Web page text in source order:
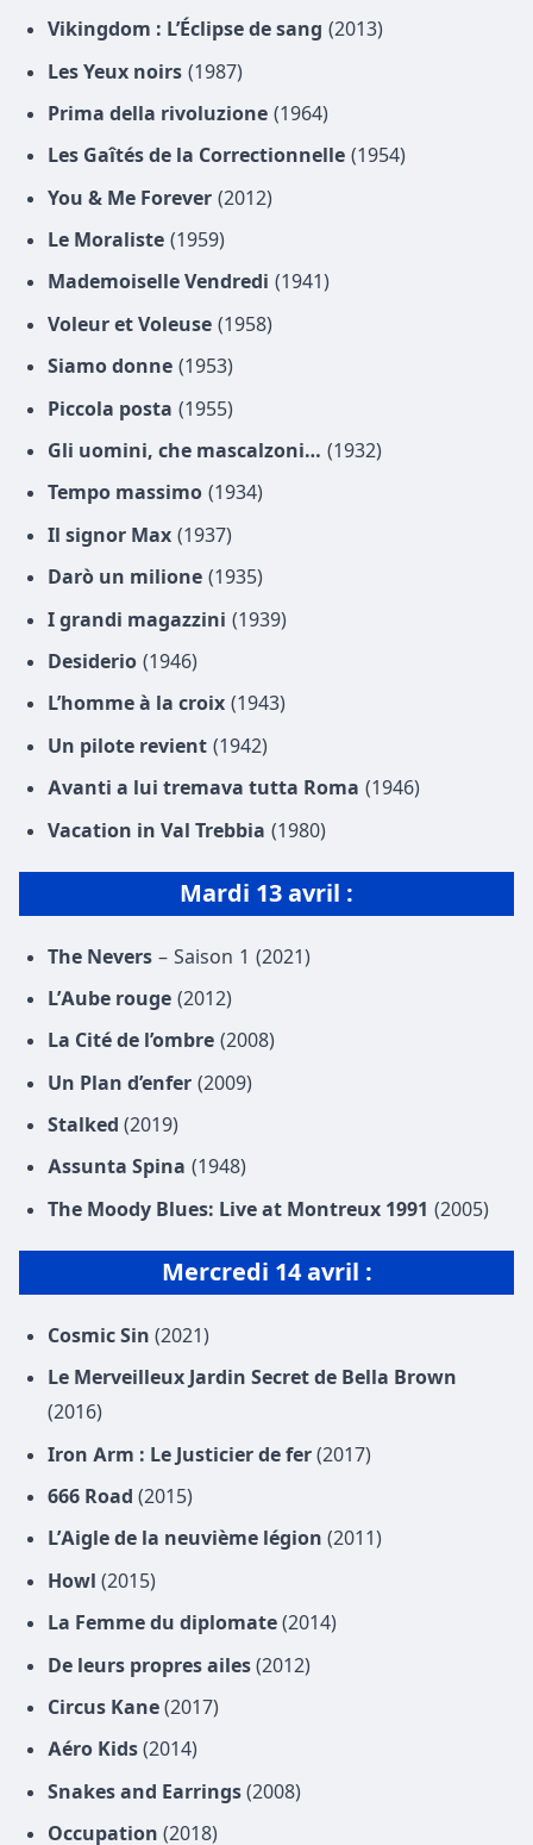
Vikingdom : L’Éclipse de sang (2013)
Les Yeux noirs (1987)
Prima della rivoluzione (1964)
Les Gaîtés de la Correctionnelle (1954)
You & Me Forever (2012)
Le Moraliste (1959)
Mademoiselle Vendredi (1941)
Voleur et Voleuse (1958)
Siamo donne (1953)
Piccola posta (1955)
Gli uomini, che mascalzoni… (1932)
Tempo massimo (1934)
Il signor Max (1937)
Darò un milione (1935)
I grandi magazzini (1939)
Desiderio (1946)
L’homme à la croix (1943)
Un pilote revient (1942)
Avanti a lui tremava tutta Roma (1946)
Vacation in Val Trebbia (1980)
Mardi 13 avril :
The Nevers – Saison 1 (2021)
L’Aube rouge (2012)
La Cité de l’ombre (2008)
Un Plan d’enfer (2009)
Stalked (2019)
Assunta Spina (1948)
The Moody Blues: Live at Montreux 1991 (2005)
Mercredi 14 avril :
Cosmic Sin (2021)
Le Merveilleux Jardin Secret de Bella Brown
(2016)
Iron Arm : Le Justicier de fer (2017)
666 Road (2015)
L’Aigle de la neuvième légion (2011)
Howl (2015)
La Femme du diplomate (2014)
De leurs propres ailes (2012)
Circus Kane (2017)
Aéro Kids (2014)
Snakes and Earrings (2008)
Occupation (2018)